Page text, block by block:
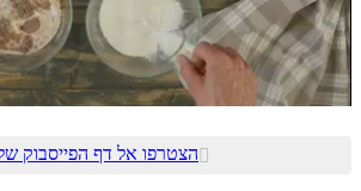
הצטרפו אל דף הפייסבוק